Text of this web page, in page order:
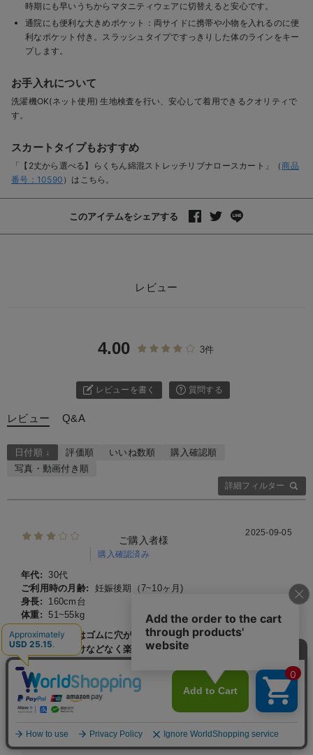
時期にも早いうちからマタニティウェアに切替えると安心です。
通院にも便利な大きめポケット：両サイドに携帯や小物を入れるのに便
利なポケット付き。スラッシュタイプですっきりした体のラインをキー
プします。
お手入れについて
洗濯機OK(ネット使用) 生地検査を行い、安心して着用できるクオリティで
す。
スカートタイプもおすすめ
「【2丈から選べる】らくちん綿混ストレッチリブナロースカート」（商品
番号：10590 ）はこちら。
このアイテムをシェアする
レビュー
4.00 3件
レビューを書く 質問する
レビュー Q&A
詳細フィルター
日付順 ↓ 評価順 いいね数順
購入確認順
写真・動画付き順
ご購入者様
購入確認済み
2025-09-05
年代:
30代
ご利用時の月齢:
妊娠後期（7~10ヶ月)
身長:
160cm台
体重: 51~55kg
ウエスト部分はゴムに穴が空いていて、ボタンで調節できます。
お腹の締め付けなどなく楽にはけます。ただ、パンツに重みがあ
るので歩いていると下がってきます。
ウエスト部分はゴムに穴が空いていて、ボタンで調節できます。お腹
の締め付けなどなく楽にはけます。ただ、パンツに重みがあるので歩
いていると下がってきます。
商品：